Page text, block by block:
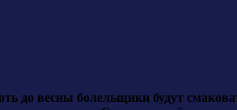
до весны болельщики будут